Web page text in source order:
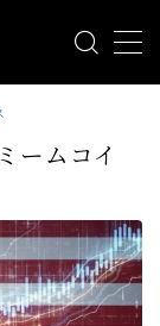
ームコイ